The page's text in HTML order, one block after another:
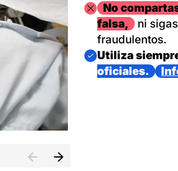
Imagen
No
falsa,
ni
fraudulentos.
Imagen
Utiliza
oficiales.